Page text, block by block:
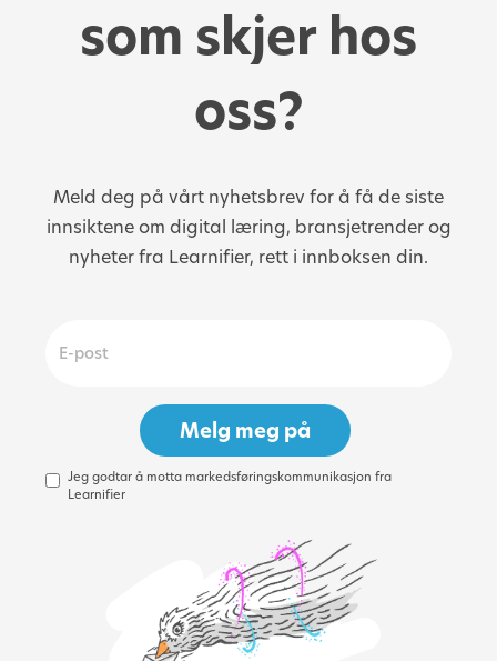
som skjer hos
oss?
Meld deg på vårt nyhetsbrev for å få de siste
innsiktene om digital læring, bransjetrender og
nyheter fra Learnifier, rett i innboksen din.
Jeg godtar å motta markedsføringskommunikasjon fra
Learnifier